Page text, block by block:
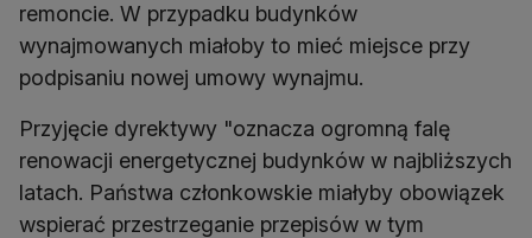
remoncie. W przypadku budynków
wynajmowanych miałoby to mieć miejsce przy
podpisaniu nowej umowy wynajmu.
Przyjęcie dyrektywy "oznacza ogromną falę
renowacji energetycznej budynków w najbliższych
latach. Państwa członkowskie miałyby obowiązek
wspierać przestrzeganie przepisów w tym